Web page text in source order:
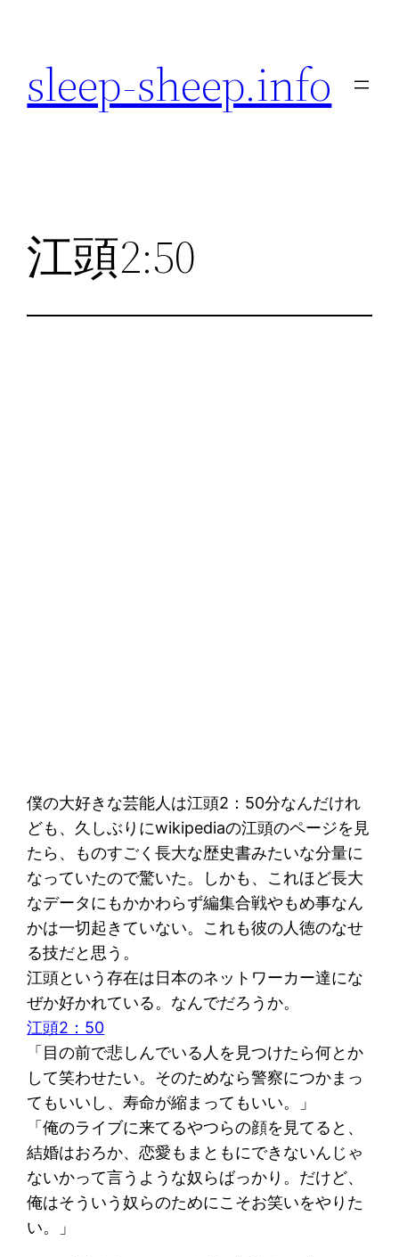
sleep-sheep.info
江頭2:50
僕の大好きな芸能人は江頭2：50分なんだけれ
ども、久しぶりにwikipediaの江頭のページを見
たら、ものすごく長大な歴史書みたいな分量に
なっていたので驚いた。しかも、これほど長大
なデータにもかかわらず編集合戦やもめ事なん
かは一切起きていない。これも彼の人徳のなせ
る技だと思う。
江頭という存在は日本のネットワーカー達にな
ぜか好かれている。なんでだろうか。
江頭2：50
「目の前で悲しんでいる人を見つけたら何とか
して笑わせたい。そのためなら警察につかまっ
てもいいし、寿命が縮まってもいい。」
「俺のライブに来てるやつらの顔を見てると、
結婚はおろか、恋愛もまともにできないんじゃ
ないかって言うような奴らばっかり。だけど、
俺はそういう奴らのためにこそお笑いをやりた
い。」